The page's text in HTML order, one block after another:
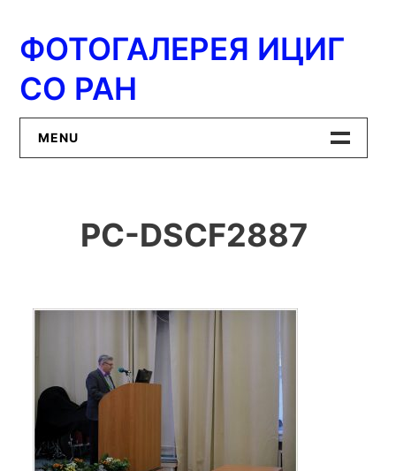
содержимому
ФОТОГАЛЕРЕЯ ИЦИГ
СО РАН
MENU
ИЦиГ СО РАН
PC-DSCF2887